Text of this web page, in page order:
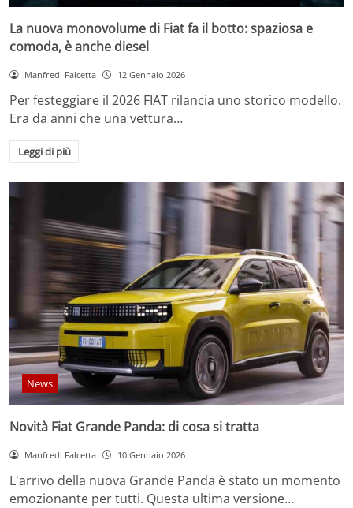
La nuova monovolume di Fiat fa il botto: spaziosa e
comoda, è anche diesel
Manfredi Falcetta 12 Gennaio 2026
Per festeggiare il 2026 FIAT rilancia uno storico modello.
Era da anni che una vettura…
Leggi di più
News
Novità Fiat Grande Panda: di cosa si tratta
Manfredi Falcetta 10 Gennaio 2026
L'arrivo della nuova Grande Panda è stato un momento
emozionante per tutti. Questa ultima versione…